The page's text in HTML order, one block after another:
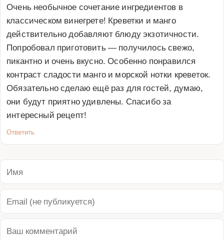
Очень необычное сочетание ингредиентов в
классическом винегрете! Креветки и манго
действительно добавляют блюду экзотичности.
Попробовал приготовить — получилось свежо,
пикантно и очень вкусно. Особенно понравился
контраст сладости манго и морской нотки креветок.
Обязательно сделаю ещё раз для гостей, думаю,
они будут приятно удивлены. Спасибо за
интересный рецепт!
Ответить